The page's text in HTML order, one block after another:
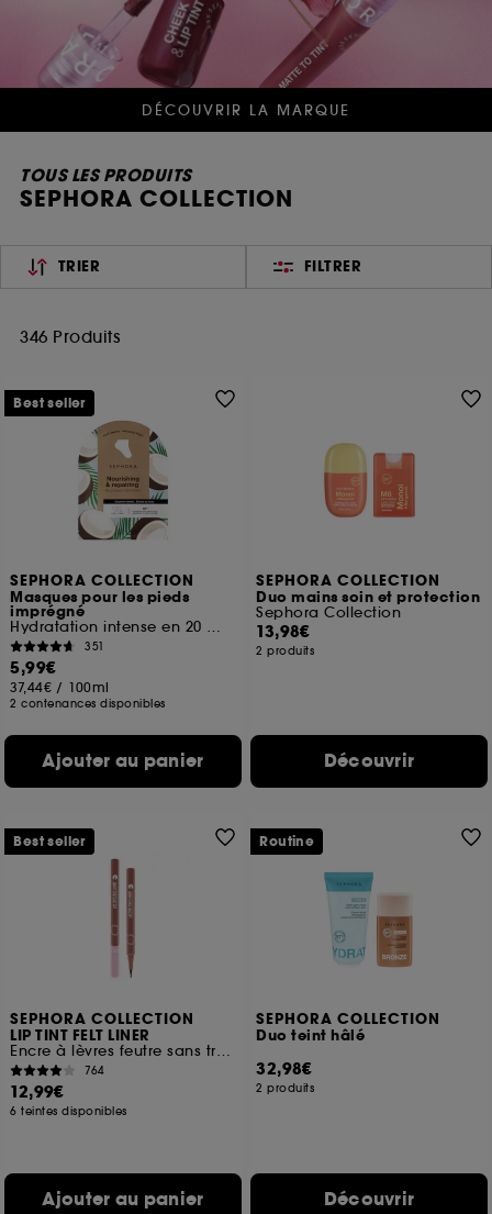
DÉCOUVRIR LA MARQUE
TOUS LES PRODUITS
SEPHORA COLLECTION
TRIER FILTRER
346 Produits
SEPHORA COLLECTION
Masques pour les pieds
imprégné
Hydratation intense en 20 minutes
351
5,99€
37,44€ / 100ml
2 contenances disponibles
Ajouter au panier
Best seller
SEPHORA COLLECTION
Duo mains soin et protection
Sephora Collection
13,98€
2 produits
Découvrir
SEPHORA COLLECTION
LIP TINT FELT LINER
Encre à lèvres feutre sans transfert
764
12,99€
6 teintes disponibles
Ajouter au panier
Best seller
SEPHORA COLLECTION
Duo teint hâlé
32,98€
2 produits
Découvrir
Routine